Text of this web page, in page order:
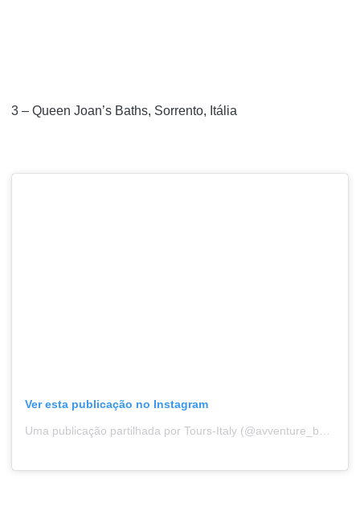
3 – Queen Joan’s Baths, Sorrento, Itália
Ver esta publicação no Instagram